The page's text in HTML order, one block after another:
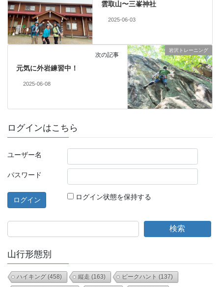
雲取山〜三峯神社
2025-06-03
岩沢トレーニング
次の記事
元気に外岩練習中！
2025-06-08
ログインはこちら
ユーザー名
パスワード
ログイン状態を保持する
検索
山行形態別
ハイキング (458) 縦走 (163) ピークハント (137)